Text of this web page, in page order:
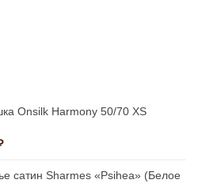
Onsilk Harmony 50/70 XS
Текущая
9,675 ₽.
сатин Sharmes «Psihea» (Белое